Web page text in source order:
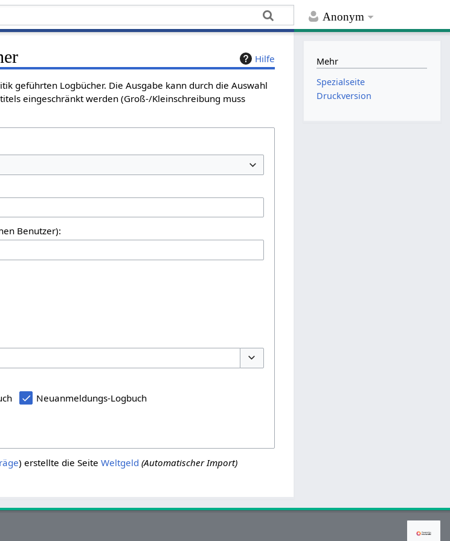
Anonym
Hilfe
geführten Logbücher. Die Ausgabe kann durch die Auswahl
eingeschränkt werden (Groß-/Kleinschreibung muss
Benutzer):
Neuanmeldungs-Logbuch
erstellte die Seite Weltgeld (Automatischer Import)
Mehr
Spezialseite
Druckversion